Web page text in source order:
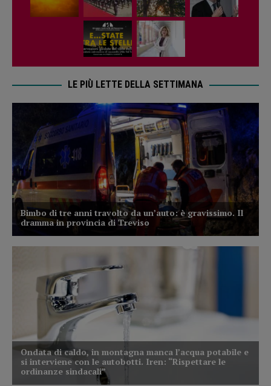
LE PIÙ LETTE DELLA SETTIMANA